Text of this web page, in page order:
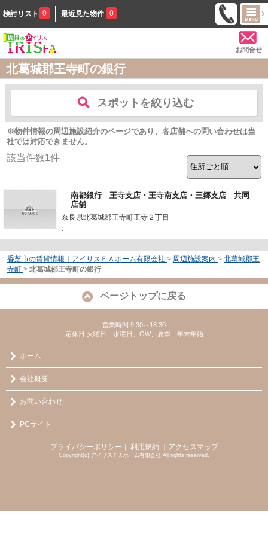
検討リスト 0 最近見た物件 0
お問合せ
北葛城郡王寺町の銀行
スポットを絞り込む
※物件情報の周辺施設紹介のページであり、各店舗への問い合わせは当
社では対応できません。
該当件数1件
南都銀行 王寺支店・王寺南支店・三郷支店 共同
店舗
奈良県北葛城郡王寺町王寺２丁目
-
香芝市の賃貸情報｜アイリスＦＡホーム有限会社 > 周辺施設案内 > 北葛城郡王
寺町 > 北葛城郡王寺町の銀行
ページトップに戻る
営業時間:9:30～18:30
定休日:火曜日、水曜日、GW、夏季、年末年始
ホーム
会社概要
お問い合わせ
PCサイト
プライバシーポリシー ｜ 利用規約 ｜アクセスマップ
Copyright(c) アイリスＦＡホーム有限会社 All rights reserved.